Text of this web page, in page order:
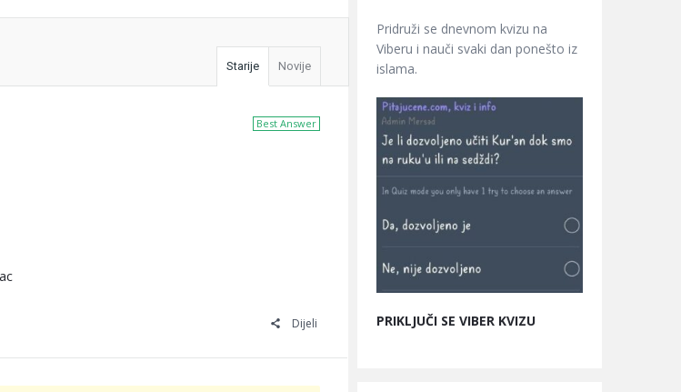
Starije Novije
Best Answer
Dijeli
Pridruži se dnevnom kvizu na
Viberu i nauči svaki dan ponešto iz
islama.
PRIKLJUČI SE VIBER KVIZU